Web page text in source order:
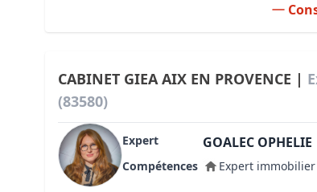
CABINET GIEA AIX EN PROVENCE |
(83580)
Expert GOALEC OPHELIE
Compétences Expert